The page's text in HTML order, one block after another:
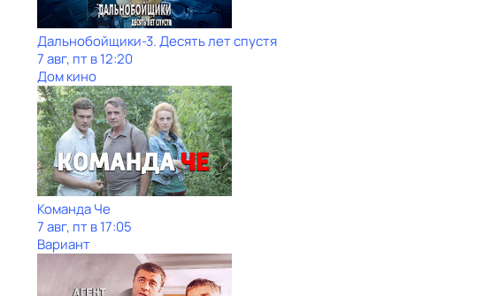
Дальнобойщики-3. Десять лет спустя
7 авг, пт в 12:20
Дом кино
Команда Че
7 авг, пт в 17:05
Вариант